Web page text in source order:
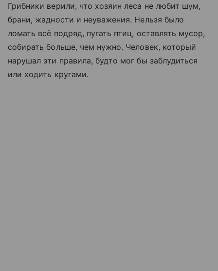
Грибники верили, что хозяин леса не любит шум,
брани, жадности и неуважения. Нельзя было
ломать всё подряд, пугать птиц, оставлять мусор,
собирать больше, чем нужно. Человек, который
нарушал эти правила, будто мог бы заблудиться
или ходить кругами.